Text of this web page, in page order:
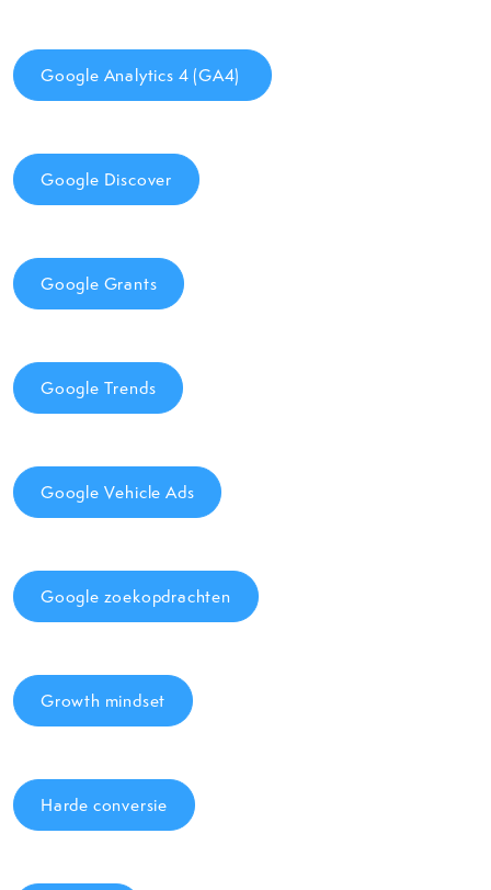
Google Analytics 4 (GA4)
Google Discover
Google Grants
Google Trends
Google Vehicle Ads
Google zoekopdrachten
Growth mindset
Harde conversie